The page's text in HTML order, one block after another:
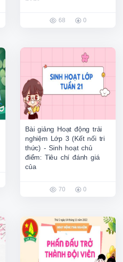
68 0
Bài giảng Hoạt động trải
nghiệm Lớp 3 (Kết nối tri
thức) - Sinh hoạt chủ
điểm: Tiêu chí đánh giá
của
70 0